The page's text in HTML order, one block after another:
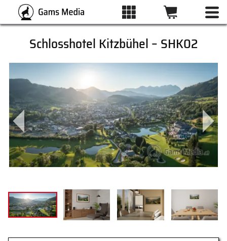
ALLE BILDER
KATEGORIEN
DRUCKARTEN
ÜBER UNS
Schlosshotel Kitzbühel – SHK02